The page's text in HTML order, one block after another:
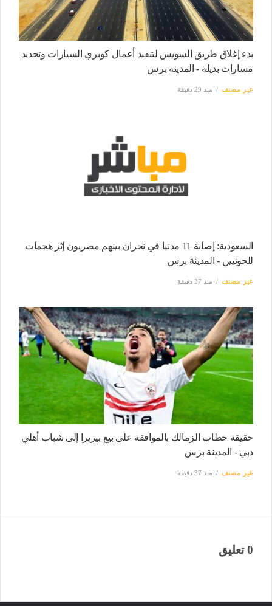
بدء إغلاق طريق السويس لتنفيذ أعمال كوبري السيارات وتحديد
مسارات بديلة - المدينة برس
غير مصنف منذ 29 دقيقة
السعودية: إصابة 11 مدنيا في نجران بينهم مصريون إثر هجمات
للحوثيين - المدينة برس
غير مصنف منذ 37 دقيقة
حقيقة خطاب الزمالك بالموافقة على بيع بيزيرا إلى شباب أهلي
دبي - المدينة برس
غير مصنف منذ 37 دقيقة
0 تعليق